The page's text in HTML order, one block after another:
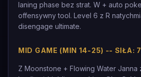
laning phase bez strat. W + auto
offensywny tool. Level 6 z R
disengage ultimate.
MID GAME (MIN 14-25) -- SIŁA:
Z Moonstone + Flowing Water Janna